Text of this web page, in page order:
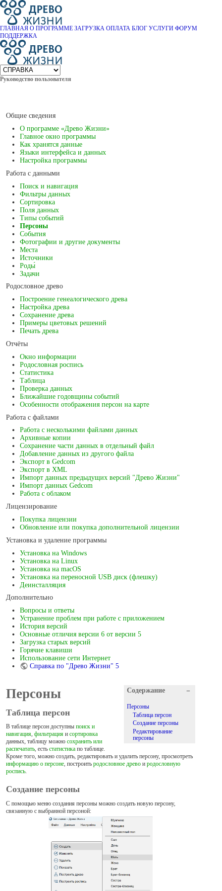
ГЛАВНАЯ О ПРОГРАММЕ ЗАГРУЗКА ОПЛАТА БЛОГ УСЛУГИ ФОРУМ
ПОДДЕРЖКА
Руководство пользователя
Общие сведения
О программе «Древо Жизни»
Главное окно программы
Как хранятся данные
Языки интерфейса и данных
Настройка программы
Работа с данными
Поиск и навигация
Фильтры данных
Сортировка
Поля данных
Типы событий
Персоны
События
Фотографии и другие документы
Места
Источники
Роды́
Задачи
Родословное древо
Построение генеалогического древа
Настройка древа
Сохранение древа
Примеры цветовых решений
Печать древа
Отчёты
Окно информации
Родословная роспись
Статистика
Таблица
Проверка данных
Ближайшие годовщины событий
Особенности отображения персон на карте
Работа с файлами
Работа с несколькими файлами данных
Архивные копии
Сохранение части данных в отдельный файл
Добавление данных из другого файла
Экспорт в Gedcom
Экспорт в XML
Импорт данных предыдущих версий "Древо Жизни"
Импорт данных Gedcom
Работа с облаком
Лицензирование
Покупка лицензии
Обновление или покупка дополнительной лицензии
Установка и удаление программы
Установка на Windows
Установка на Linux
Установка на macOS
Установка на переносной USB диск (флешку)
Деинсталляция
Дополнительно
Вопросы и ответы
Устранение проблем при работе с приложением
История версий
Основные отличия версии 6 от версии 5
Загрузка старых версий
Горячие клавиши
Использование сети Интернет
Справка по "Древо Жизни" 5
−
Содержание
Персоны
Таблица персон
Создание персоны
Редактирование
персоны
Персоны
Таблица персон
В таблице персон доступны поиск и
навигация, фильтрация и сортировка
данных, таблицу можно сохранить или
распечатать, есть статистика по таблице.
Кроме того, можно создать, редактировать и удалить персону, просмотреть
информацию о персоне, построить родословное древо и родословную
роспись.
Создание персоны
С помощью меню создания персоны можно создать новую персону,
связанную с выбранной персоной: